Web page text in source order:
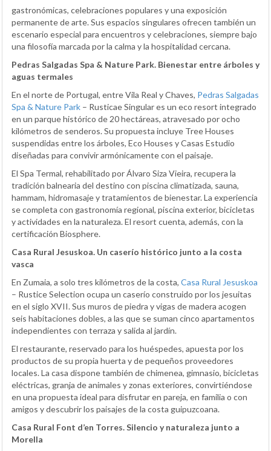
gastronómicas, celebraciones populares y una exposición
permanente de arte. Sus espacios singulares ofrecen también un
escenario especial para encuentros y celebraciones, siempre bajo
una filosofía marcada por la calma y la hospitalidad cercana.
Pedras Salgadas Spa & Nature Park. Bienestar entre árboles y
aguas termales
En el norte de Portugal, entre Vila Real y Chaves, Pedras Salgadas
Spa & Nature Park – Rusticae Singular es un eco resort integrado
en un parque histórico de 20 hectáreas, atravesado por ocho
kilómetros de senderos. Su propuesta incluye Tree Houses
suspendidas entre los árboles, Eco Houses y Casas Estudio
diseñadas para convivir armónicamente con el paisaje.
El Spa Termal, rehabilitado por Álvaro Siza Vieira, recupera la
tradición balnearia del destino con piscina climatizada, sauna,
hammam, hidromasaje y tratamientos de bienestar. La experiencia
se completa con gastronomía regional, piscina exterior, bicicletas
y actividades en la naturaleza. El resort cuenta, además, con la
certificación Biosphere.
Casa Rural Jesuskoa. Un caserío histórico junto a la costa
vasca
En Zumaia, a solo tres kilómetros de la costa, Casa Rural Jesuskoa
– Rustice Selection ocupa un caserío construido por los jesuitas
en el siglo XVII. Sus muros de piedra y vigas de madera acogen
seis habitaciones dobles, a las que se suman cinco apartamentos
independientes con terraza y salida al jardín.
El restaurante, reservado para los huéspedes, apuesta por los
productos de su propia huerta y de pequeños proveedores
locales. La casa dispone también de chimenea, gimnasio, bicicletas
eléctricas, granja de animales y zonas exteriores, convirtiéndose
en una propuesta ideal para disfrutar en pareja, en familia o con
amigos y descubrir los paisajes de la costa guipuzcoana.
Casa Rural Font d’en Torres. Silencio y naturaleza junto a
Morella